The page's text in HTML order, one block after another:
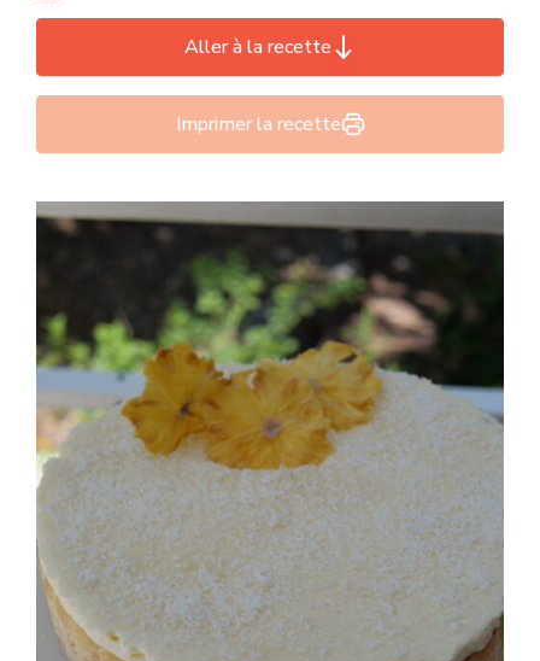
Aller à la recette
Imprimer la recette